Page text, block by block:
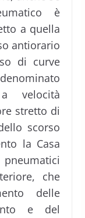
è
a quella
antiorario
di curve
velocità
stretto di
scorso
la Casa
che
delle
e del